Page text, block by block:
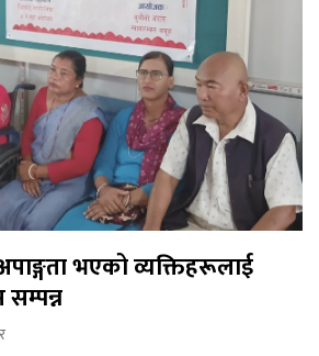
भएको व्यक्तिहरूलाई